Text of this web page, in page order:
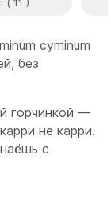
cyminum
без
горчинкой —
не карри.
с